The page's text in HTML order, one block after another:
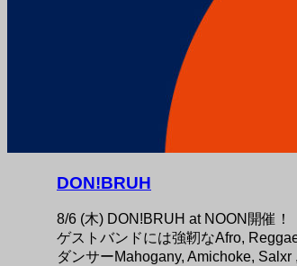
DON!BRUH
8/6 (木) DON!BRUH at NOON開催！
ゲストバンドには強靭なAfro,
ダンサーMahogany, Amichoke,